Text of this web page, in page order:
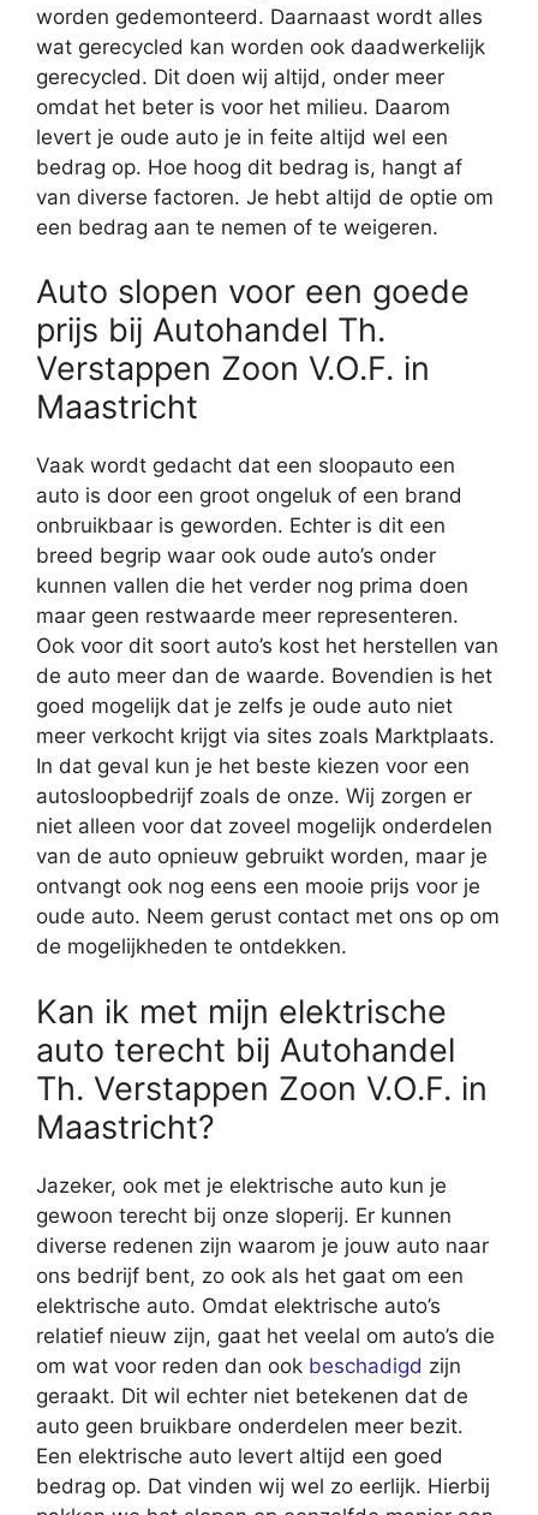
worden gedemonteerd. Daarnaast wordt alles
wat gerecycled kan worden ook daadwerkelijk
gerecycled. Dit doen wij altijd, onder meer
omdat het beter is voor het milieu. Daarom
levert je oude auto je in feite altijd wel een
bedrag op. Hoe hoog dit bedrag is, hangt af
van diverse factoren. Je hebt altijd de optie om
een bedrag aan te nemen of te weigeren.
Auto slopen voor een goede
prijs bij Autohandel Th.
Verstappen Zoon V.O.F. in
Maastricht
Vaak wordt gedacht dat een sloopauto een
auto is door een groot ongeluk of een brand
onbruikbaar is geworden. Echter is dit een
breed begrip waar ook oude auto’s onder
kunnen vallen die het verder nog prima doen
maar geen restwaarde meer representeren.
Ook voor dit soort auto’s kost het herstellen van
de auto meer dan de waarde. Bovendien is het
goed mogelijk dat je zelfs je oude auto niet
meer verkocht krijgt via sites zoals Marktplaats.
In dat geval kun je het beste kiezen voor een
autosloopbedrijf zoals de onze. Wij zorgen er
niet alleen voor dat zoveel mogelijk onderdelen
van de auto opnieuw gebruikt worden, maar je
ontvangt ook nog eens een mooie prijs voor je
oude auto. Neem gerust contact met ons op om
de mogelijkheden te ontdekken.
Kan ik met mijn elektrische
auto terecht bij Autohandel
Th. Verstappen Zoon V.O.F. in
Maastricht?
Jazeker, ook met je elektrische auto kun je
gewoon terecht bij onze sloperij. Er kunnen
diverse redenen zijn waarom je jouw auto naar
ons bedrijf bent, zo ook als het gaat om een
elektrische auto. Omdat elektrische auto’s
relatief nieuw zijn, gaat het veelal om auto’s die
om wat voor reden dan ook beschadigd zijn
geraakt. Dit wil echter niet betekenen dat de
auto geen bruikbare onderdelen meer bezit.
Een elektrische auto levert altijd een goed
bedrag op. Dat vinden wij wel zo eerlijk. Hierbij